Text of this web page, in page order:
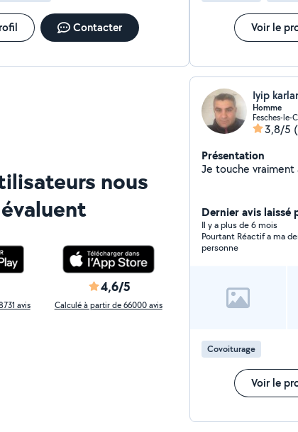
Contacter Voir le
nous
évaluent
avis
4,6/5
Calculé à partir de 66000 avis
Iyip
Homme
Fesches-le-
3,8/5
Présentation
Je touche vraiment
Dernier avis
Il y a plus de 6 mois
Pourtant Réactif a ma
personne
Covoiturage
Voir le